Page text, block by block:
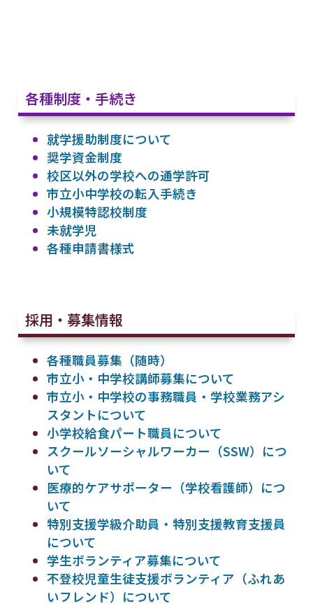
各種制度・手続き
就学援助制度について
奨学資金制度
校区以外の学校への通学許可
市立小中学校の転入手続き
小規模特認校制度
未就学児
各種申請書様式
採用・募集情報
各種職員募集（随時）
市立小・中学校講師募集について
市立小・中学校の事務職員・学校業務アシ
スタントについて
小学校給食パート職員について
スクールソーシャルワーカー（SSW）につ
いて
医療的ケアサポーター（学校看護師）につ
いて
特別支援学級介助員・特別支援教育支援員
について
学生ボランティア募集について
不登校児童生徒支援ボランティア（ふれあ
いフレンド）について